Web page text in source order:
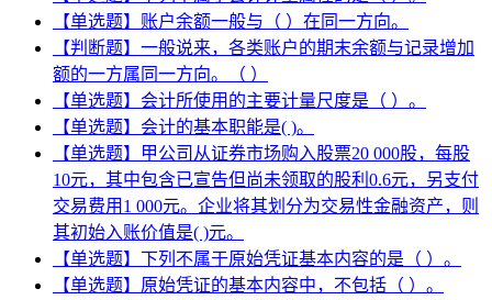
【单选题】账户余额一般与（ ）在同一方向。
【判断题】一般说来，各类账户的期末余额与记录增加
额的一方属同一方向。（ ）
【单选题】会计所使用的主要计量尺度是（ ）。
【单选题】会计的基本职能是( )。
【单选题】甲公司从证券市场购入股票20 000股，每股
10元，其中包含已宣告但尚未领取的股利0.6元，另支付
交易费用1 000元。企业将其划分为交易性金融资产，则
其初始入账价值是( )元。
【单选题】下列不属于原始凭证基本内容的是（ ）。
【单选题】原始凭证的基本内容中，不包括（ ）。